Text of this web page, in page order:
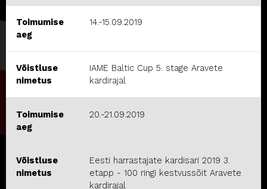
Toimumise
aeg
14.-15.09.2019
Võistluse
nimetus
IAME Baltic Cup 5. stage Aravete
kardirajal
Toimumise
aeg
20.-21.09.2019
Võistluse
nimetus
Eesti harrastajate kardisari 2019 3.
etapp - 100 ringi kestvussõit Aravete
kardirajal